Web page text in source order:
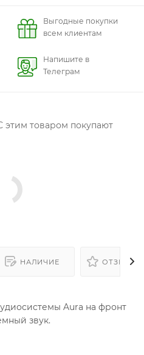
Выгодные покупки
всем клиентам
Напишите в
Телеграм
этим товаром покупают
НАЛИЧИЕ ОТЗЫВЫ
Aura на фронт
звук.